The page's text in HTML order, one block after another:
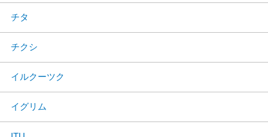
チタ
チクシ
イルクーツク
イグリム